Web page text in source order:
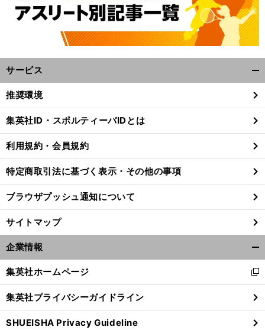
前
サービス
閉
る
推奨環境
集英社ID・スポルティーバIDとは
利用規約・会員規約
特定商取引法に基づく表示・その他の事項
ブラウザプッシュ通知について
サイトマップ
企業情報
閉
る
集英社ホームページ
新
し
い
ウ
ィ
集英社プライバシーガイドライン
SHUEISHA Privacy Guideline